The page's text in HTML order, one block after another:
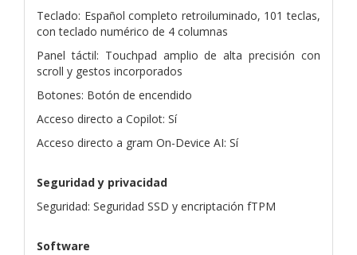
Teclado: Español completo retroiluminado, 101 teclas,
con teclado numérico de 4 columnas
Panel táctil: Touchpad amplio de alta precisión con
scroll y gestos incorporados
Botones: Botón de encendido
Acceso directo a Copilot: Sí
Acceso directo a gram On-Device AI: Sí
Seguridad y privacidad
Seguridad: Seguridad SSD y encriptación fTPM
Software